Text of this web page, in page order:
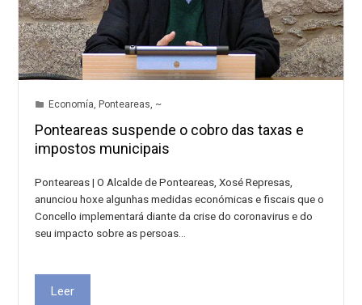
Economía, Ponteareas, ~
Ponteareas suspende o cobro das taxas e
impostos municipais
Ponteareas | O Alcalde de Ponteareas, Xosé Represas,
anunciou hoxe algunhas medidas económicas e fiscais que o
Concello implementará diante da crise do coronavirus e do
seu impacto sobre as persoas…
Leer